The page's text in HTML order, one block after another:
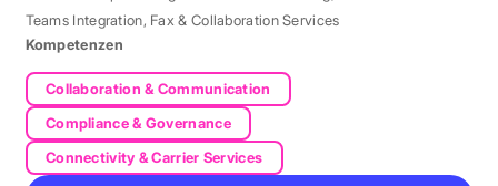
Teams Integration, Fax & Collaboration Services
Kompetenzen
Collaboration & Communication
Compliance & Governance
Connectivity & Carrier Services